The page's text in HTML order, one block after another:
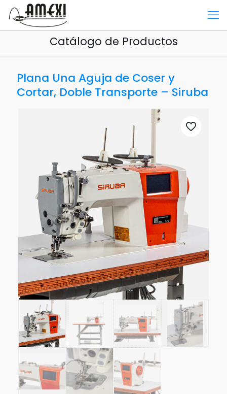
Catálogo de Productos
Plana Una Aguja de Coser y
Cortar, Doble Transporte – Siruba